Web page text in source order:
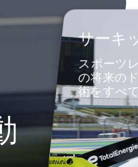
サーキ
スポーツ
の将来の
術をすべ